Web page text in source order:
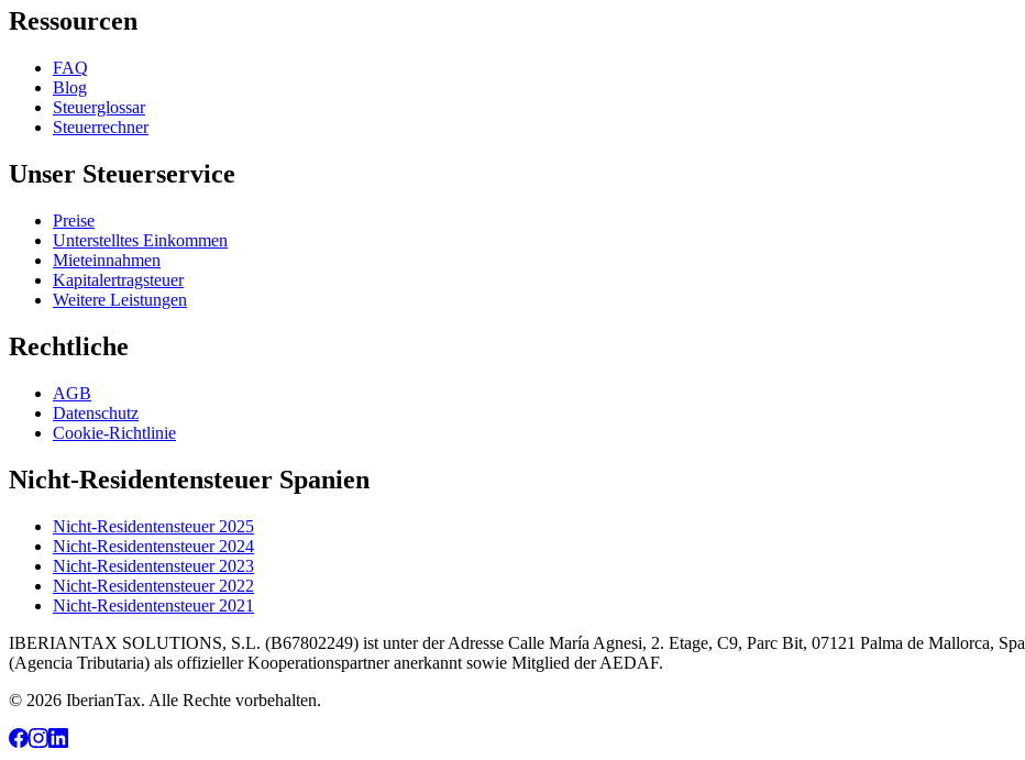
Ressourcen
FAQ
Blog
Steuerglossar
Steuerrechner
Unser Steuerservice
Preise
Unterstelltes Einkommen
Mieteinnahmen
Kapitalertragsteuer
Weitere Leistungen
Rechtliche
AGB
Datenschutz
Cookie-Richtlinie
Nicht-Residentensteuer Spanien
Nicht-Residentensteuer 2025
Nicht-Residentensteuer 2024
Nicht-Residentensteuer 2023
Nicht-Residentensteuer 2022
Nicht-Residentensteuer 2021
IBERIANTAX SOLUTIONS, S.L. (B67802249) ist unter der Adresse Calle María Agnesi, 2. Etage, C9, Parc Bit, 07121 Palma de Mallorca,
(Agencia Tributaria) als offizieller Kooperationspartner anerkannt sowie Mitglied der AEDAF.
© 2026 IberianTax. Alle Rechte vorbehalten.